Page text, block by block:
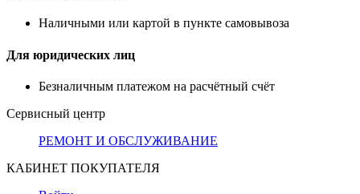
Наличными или картой в пункте самовывоза
Для юридических лиц
Безналичным платежом на расчётный счёт
Сервисный центр
РЕМОНТ И ОБСЛУЖИВАНИЕ
КАБИНЕТ ПОКУПАТЕЛЯ